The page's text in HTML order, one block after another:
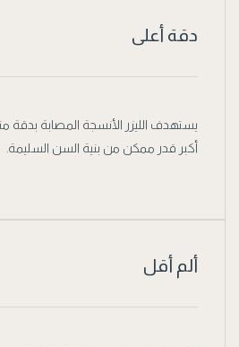
دقة أعلى
يستهدف الليزر الأنسجة المصابة بدقة
أكبر قدر ممكن من بنية السن السليمة.
ألم أقل